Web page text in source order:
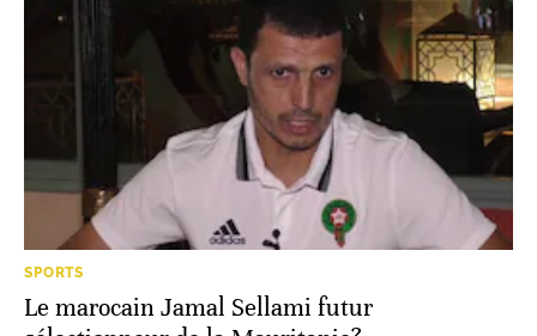
SPORTS
Le marocain Jamal Sellami futur